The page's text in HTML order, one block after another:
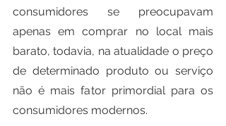
consumidores se preocupavam
apenas em comprar no local mais
barato, todavia, na atualidade o preço
de determinado produto ou serviço
não é mais fator primordial para os
consumidores modernos.